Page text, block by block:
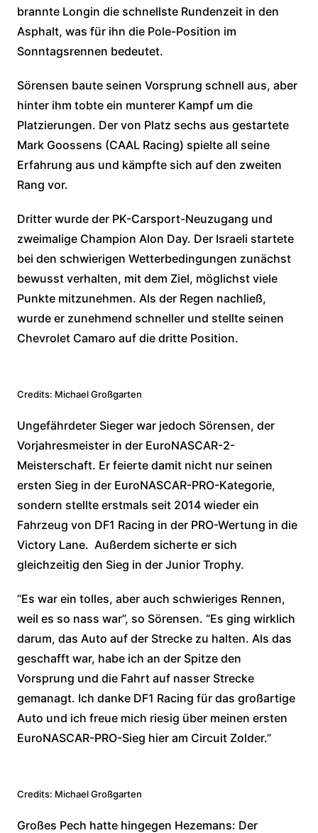
brannte Longin die schnellste Rundenzeit in den
Asphalt, was für ihn die Pole-Position im
Sonntagsrennen bedeutet.
Sörensen baute seinen Vorsprung schnell aus, aber
hinter ihm tobte ein munterer Kampf um die
Platzierungen. Der von Platz sechs aus gestartete
Mark Goossens (CAAL Racing) spielte all seine
Erfahrung aus und kämpfte sich auf den zweiten
Rang vor.
Dritter wurde der PK-Carsport-Neuzugang und
zweimalige Champion Alon Day. Der Israeli startete
bei den schwierigen Wetterbedingungen zunächst
bewusst verhalten, mit dem Ziel, möglichst viele
Punkte mitzunehmen. Als der Regen nachließ,
wurde er zunehmend schneller und stellte seinen
Chevrolet Camaro auf die dritte Position.
Credits: Michael Großgarten
Ungefährdeter Sieger war jedoch Sörensen, der
Vorjahresmeister in der EuroNASCAR-2-
Meisterschaft. Er feierte damit nicht nur seinen
ersten Sieg in der EuroNASCAR-PRO-Kategorie,
sondern stellte erstmals seit 2014 wieder ein
Fahrzeug von DF1 Racing in der PRO-Wertung in die
Victory Lane. Außerdem sicherte er sich
gleichzeitig den Sieg in der Junior Trophy.
“Es war ein tolles, aber auch schwieriges Rennen,
weil es so nass war”, so Sörensen. “Es ging wirklich
darum, das Auto auf der Strecke zu halten. Als das
geschafft war, habe ich an der Spitze den
Vorsprung und die Fahrt auf nasser Strecke
gemanagt. Ich danke DF1 Racing für das großartige
Auto und ich freue mich riesig über meinen ersten
EuroNASCAR-PRO-Sieg hier am Circuit Zolder.”
Credits: Michael Großgarten
Großes Pech hatte hingegen Hezemans: Der